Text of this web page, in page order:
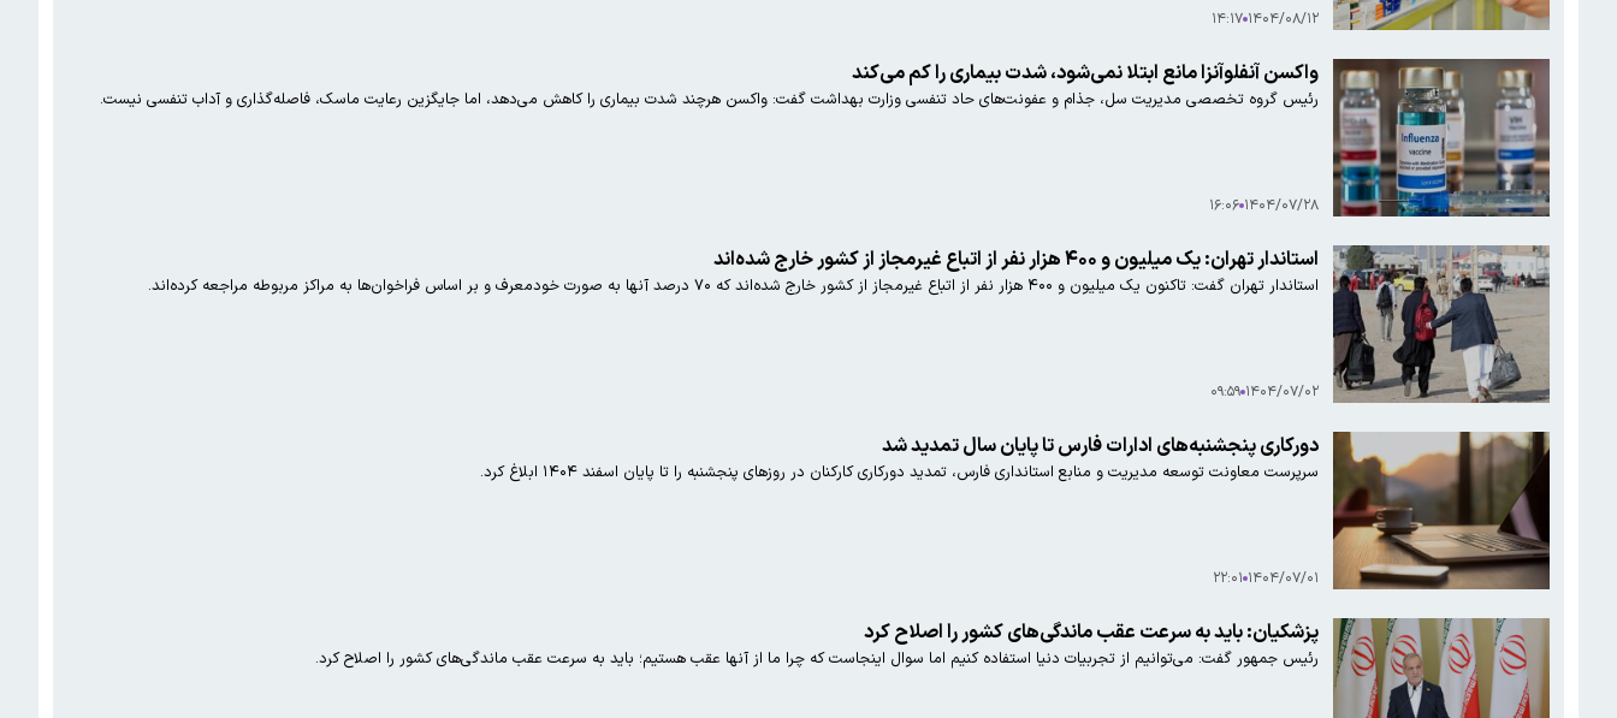
۱۴۰۴/۰۸/۱۲ ۱۴:۱۷
واکسن آنفلوآنزا مانع ابتلا نمی‌شود، شدت بیماری را کم می‌کند
رئیس گروه تخصصی مدیریت سل، جذام و عفونت‌های حاد تنفسی وزارت بهداشت گفت: واکسن هرچند شدت بیماری را کاهش می‌دهد، اما جایگزین رعایت ماسک، فاصله‌گذاری و آداب تنفسی نیست.
۱۴۰۴/۰۷/۲۸ ۱۶:۰۶
استاندار تهران: یک میلیون و ۴۰۰ هزار نفر از اتباع غیرمجاز از کشور خارج شده‌اند
استاندار تهران گفت: تاکنون یک میلیون و ۴۰۰ هزار نفر از اتباع غیرمجاز از کشور خارج شده‌اند که ۷۰ درصد آنها به صورت خودمعرف و بر اساس فراخوان‌ها به مراکز مربوطه مراجعه کرده‌اند.
۱۴۰۴/۰۷/۰۲ ۰۹:۵۹
دورکاری پنجشنبه‌های ادارات فارس تا پایان سال تمدید شد
سرپرست معاونت توسعه مدیریت و منابع استانداری فارس، تمدید دورکاری کارکنان در روزهای پنجشنبه را تا پایان اسفند ۱۴۰۴ ابلاغ کرد.
۱۴۰۴/۰۷/۰۱ ۲۲:۰۱
پزشکیان: باید به سرعت عقب ماندگی‌های کشور را اصلاح کرد
رئیس جمهور گفت: می‌توانیم از تجربیات دنیا استفاده کنیم اما سوال اینجاست که چرا ما از آنها عقب هستیم؛ باید به سرعت عقب ماندگی‌های کشور را اصلاح کرد.